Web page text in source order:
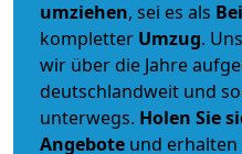
umziehen, sei es als
kompletter Umzug.
wir über die Jahre
deutschlandweit und
unterwegs. Holen Sie
Angebote und erhalten